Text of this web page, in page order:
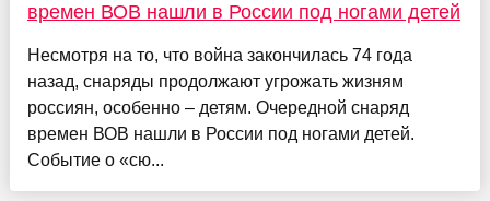
времен ВОВ нашли в России под ногами детей
Несмотря на то, что война закончилась 74 года
назад, снаряды продолжают угрожать жизням
россиян, особенно – детям. Очередной снаряд
времен ВОВ нашли в России под ногами детей.
Событие о «сю...